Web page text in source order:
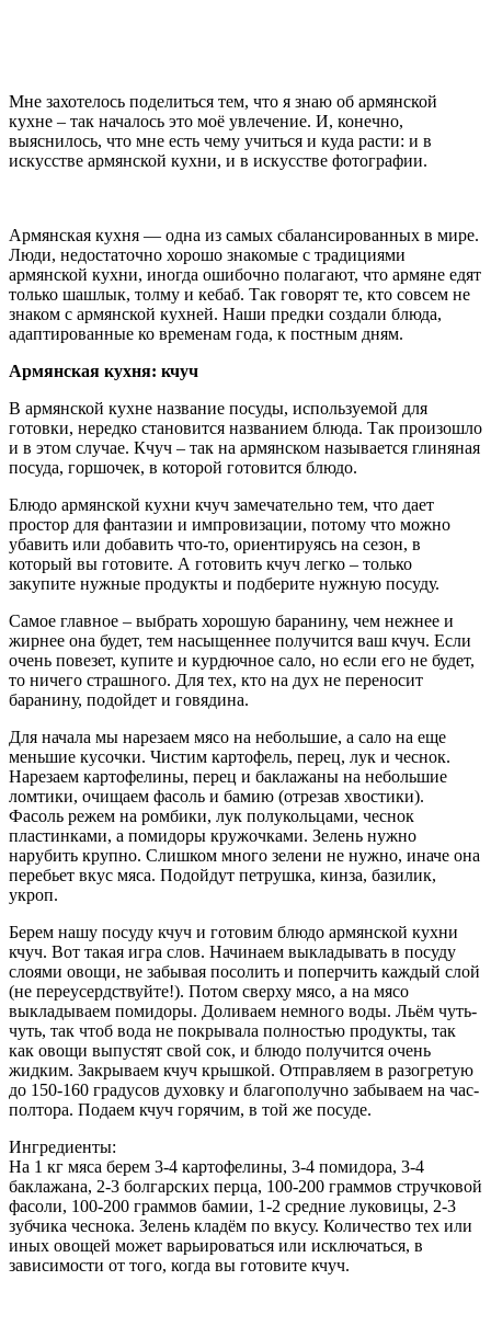
Мне захотелось поделиться тем, что я знаю об армянской
кухне – так началось это моё увлечение. И, конечно,
выяснилось, что мне есть чему учиться и куда расти: и в
искусстве армянской кухни, и в искусстве фотографии.
Армянская кухня — одна из самых сбалансированных в мире.
Люди, недостаточно хорошо знакомые с традициями
армянской кухни, иногда ошибочно полагают, что армяне едят
только шашлык, толму и кебаб. Так говорят те, кто совсем не
знаком с армянской кухней. Наши предки создали блюда,
адаптированные ко временам года, к постным дням.
Армянская кухня: кчуч
В армянской кухне название посуды, используемой для
готовки, нередко становится названием блюда. Так произошло
и в этом случае. Кчуч – так на армянском называется глиняная
посуда, горшочек, в которой готовится блюдо.
Блюдо армянской кухни кчуч замечательно тем, что дает
простор для фантазии и импровизации, потому что можно
убавить или добавить что-то, ориентируясь на сезон, в
который вы готовите. А готовить кчуч легко – только
закупите нужные продукты и подберите нужную посуду.
Самое главное – выбрать хорошую баранину, чем нежнее и
жирнее она будет, тем насыщеннее получится ваш кчуч. Если
очень повезет, купите и курдючное сало, но если его не будет,
то ничего страшного. Для тех, кто на дух не переносит
баранину, подойдет и говядина.
Для начала мы нарезаем мясо на небольшие, а сало на еще
меньшие кусочки. Чистим картофель, перец, лук и чеснок.
Нарезаем картофелины, перец и баклажаны на небольшие
ломтики, очищаем фасоль и бамию (отрезав хвостики).
Фасоль режем на ромбики, лук полукольцами, чеснок
пластинками, а помидоры кружочками. Зелень нужно
нарубить крупно. Слишком много зелени не нужно, иначе она
перебьет вкус мяса. Подойдут петрушка, кинза, базилик,
укроп.
Берем нашу посуду кчуч и готовим блюдо армянской кухни
кчуч. Вот такая игра слов. Начинаем выкладывать в посуду
слоями овощи, не забывая посолить и поперчить каждый слой
(не переусердствуйте!). Потом сверху мясо, а на мясо
выкладываем помидоры. Доливаем немного воды. Льём чуть-
чуть, так чтоб вода не покрывала полностью продукты, так
как овощи выпустят свой сок, и блюдо получится очень
жидким. Закрываем кчуч крышкой. Отправляем в разогретую
до 150-160 градусов духовку и благополучно забываем на час-
полтора. Подаем кчуч горячим, в той же посуде.
Ингредиенты:
На 1 кг мяса берем 3-4 картофелины, 3-4 помидора, 3-4
баклажана, 2-3 болгарских перца, 100-200 граммов стручковой
фасоли, 100-200 граммов бамии, 1-2 средние луковицы, 2-3
зубчика чеснока. Зелень кладём по вкусу. Количество тех или
иных овощей может варьироваться или исключаться, в
зависимости от того, когда вы готовите кчуч.